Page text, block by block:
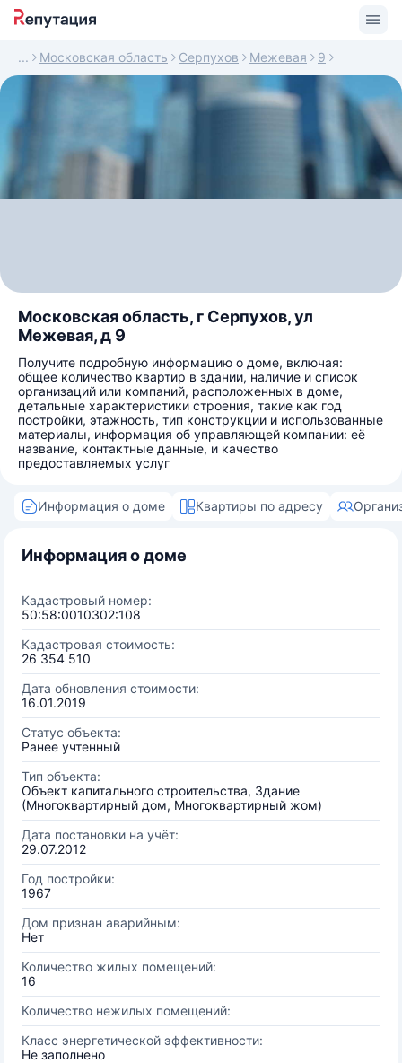
Московская область Серпухов Межевая 9
Московская область, г Серпухов, ул
Межевая, д 9
Получите подробную информацию о доме, включая:
общее количество квартир в здании, наличие и список
организаций или компаний, расположенных в доме,
детальные характеристики строения, такие как год
постройки, этажность, тип конструкции и использованные
материалы, информация об управляющей компании: её
название, контактные данные, и качество
предоставляемых услуг
Информация о доме Квартиры по адресу
Информация о доме
Кадастровый номер:
50:58:0010302:108
Кадастровая стоимость:
26 354 510
Дата обновления стоимости:
16.01.2019
Статус объекта:
Ранее учтенный
Тип объекта:
Объект капитального строительства, Здание
(Многоквартирный дом, Многоквартирный жом)
Дата постановки на учёт:
29.07.2012
Год постройки:
1967
Дом признан аварийным:
Нет
Количество жилых помещений:
16
Количество нежилых помещений:
Класс энергетической эффективности:
Не заполнено